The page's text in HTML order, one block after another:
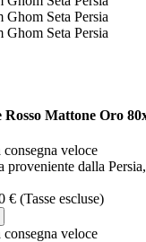
Mattone Oro
veloce
proveniente dalla
€ (Tasse escluse)
veloce